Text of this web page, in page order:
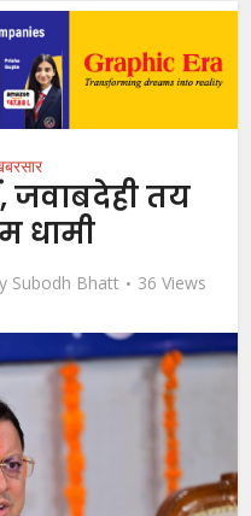
जवाबदेही तय
धामी
Subodh Bhatt 36 Views